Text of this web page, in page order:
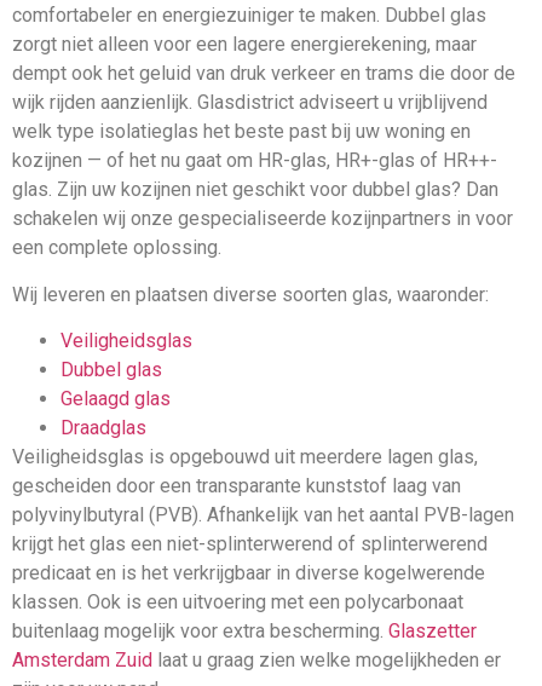
comfortabeler en energiezuiniger te maken. Dubbel glas
zorgt niet alleen voor een lagere energierekening, maar
dempt ook het geluid van druk verkeer en trams die door de
wijk rijden aanzienlijk. Glasdistrict adviseert u vrijblijvend
welk type isolatieglas het beste past bij uw woning en
kozijnen — of het nu gaat om HR-glas, HR+-glas of HR++-
glas. Zijn uw kozijnen niet geschikt voor dubbel glas? Dan
schakelen wij onze gespecialiseerde kozijnpartners in voor
een complete oplossing.
Wij leveren en plaatsen diverse soorten glas, waaronder:
Veiligheidsglas
Dubbel glas
Gelaagd glas
Draadglas
Veiligheidsglas is opgebouwd uit meerdere lagen glas,
gescheiden door een transparante kunststof laag van
polyvinylbutyral (PVB). Afhankelijk van het aantal PVB-lagen
krijgt het glas een niet-splinterwerend of splinterwerend
predicaat en is het verkrijgbaar in diverse kogelwerende
klassen. Ook is een uitvoering met een polycarbonaat
buitenlaag mogelijk voor extra bescherming. Glaszetter
Amsterdam Zuid laat u graag zien welke mogelijkheden er